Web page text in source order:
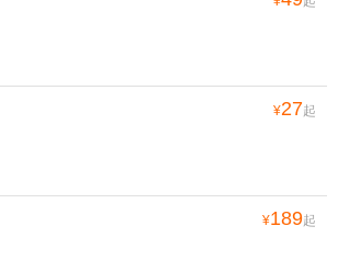
¥27起
¥189起